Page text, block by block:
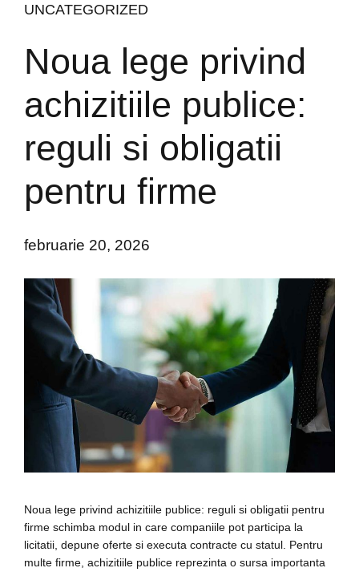
UNCATEGORIZED
Noua lege privind
achizitiile publice:
reguli si obligatii
pentru firme
februarie 20, 2026
Noua lege privind achizitiile publice: reguli si obligatii pentru
firme schimba modul in care companiile pot participa la
licitatii, depune oferte si executa contracte cu statul. Pentru
multe firme, achizitiile publice reprezinta o sursa importanta